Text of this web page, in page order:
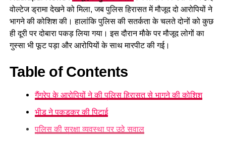
किया, तो आरोपी ने उसके साथ मारपीट की और किसी को बताने या पुलिस
में जाने पर जान से मारने की धमकी दी। धमकियों के बावजूद हिम्मत दिखाते
हुए पीड़ित माँ अपनी बच्ची को लेकर सीधे पुलिस स्टेशन पहुँची और पति के
खिलाफ लिखित शिकायत दर्ज कराई
वोल्टेज ड्रामा देखने को मिला, जब पुलिस हिरासत में मौजूद दो आरोपियों ने
भागने की कोशिश की। हालांकि पुलिस की सतर्कता के चलते दोनों को कुछ
ही दूरी पर दोबारा पकड़ लिया गया। इस दौरान मौके पर मौजूद लोगों का
गुस्सा भी फूट पड़ा और आरोपियों के साथ मारपीट की गई।
Table of Contents
गैंगरेप के आरोपियों ने की पुलिस हिरासत से भागने की कोशिश
भीड़ ने पकड़कर की पिटाई
पुलिस की सुरक्षा व्यवस्था पर उठे सवाल